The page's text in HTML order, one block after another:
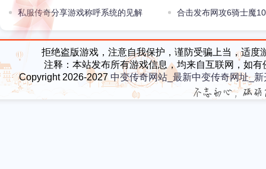
唐吉柯德就拥有其中两件
历的方法是甚么
私服传奇分享游戏称呼系统的见解
合击发布网攻6骑士魔
祖玛配备最初的顽强
拒绝盗版游戏，注意自我保护，谨防受骗上当，适
注释：本站发布所有游戏信息，均来自互联网，如
Copyright 2026-2027 中变传奇网站_最新中变传奇网址_